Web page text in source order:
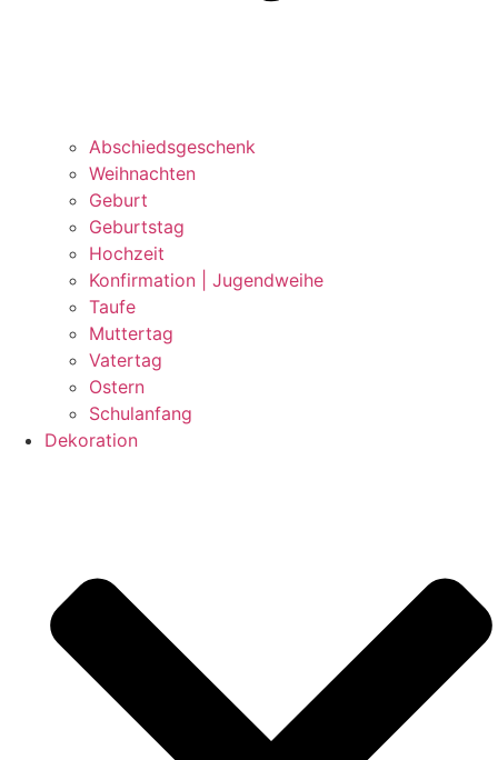
Abschiedsgeschenk
Weihnachten
Geburt
Geburtstag
Hochzeit
Konfirmation | Jugendweihe
Taufe
Muttertag
Vatertag
Ostern
Schulanfang
Dekoration